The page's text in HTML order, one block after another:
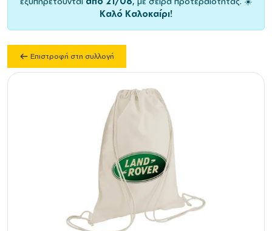
Καλό Καλοκαίρι!
Επιστροφή στη συλλογή